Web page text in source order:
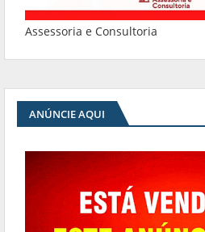
Assessoria e Consultoria
ANÚNCIE AQUI